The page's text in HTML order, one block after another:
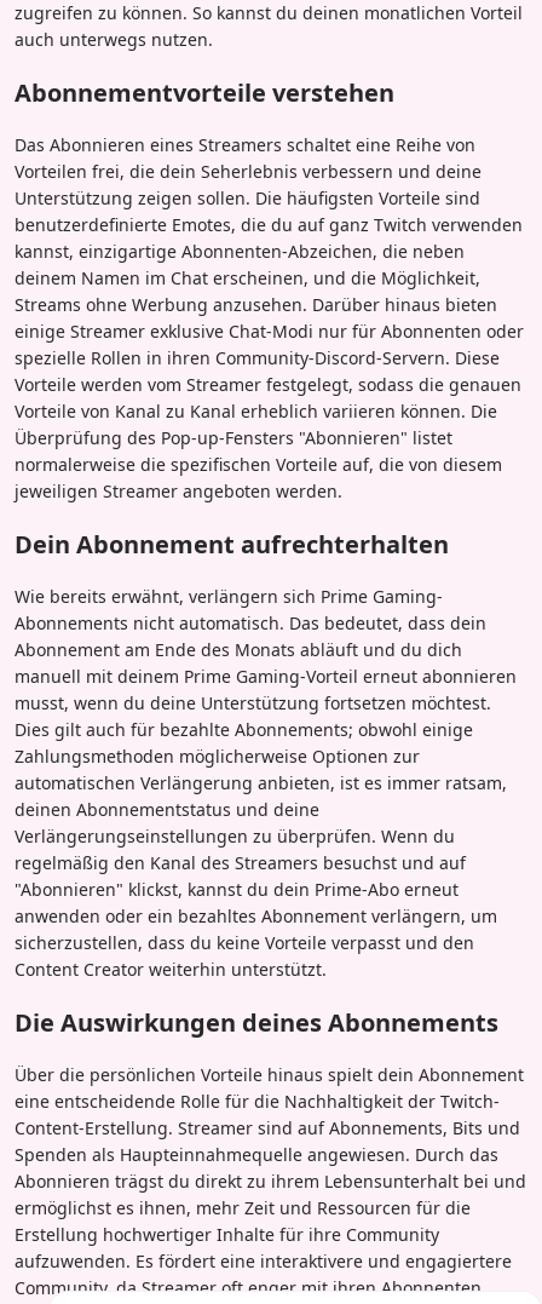
zugreifen zu können. So kannst du deinen monatlichen Vorteil
auch unterwegs nutzen.
Abonnementvorteile verstehen
Das Abonnieren eines Streamers schaltet eine Reihe von
Vorteilen frei, die dein Seherlebnis verbessern und deine
Unterstützung zeigen sollen. Die häufigsten Vorteile sind
benutzerdefinierte Emotes, die du auf ganz Twitch verwenden
kannst, einzigartige Abonnenten-Abzeichen, die neben
deinem Namen im Chat erscheinen, und die Möglichkeit,
Streams ohne Werbung anzusehen. Darüber hinaus bieten
einige Streamer exklusive Chat-Modi nur für Abonnenten oder
spezielle Rollen in ihren Community-Discord-Servern. Diese
Vorteile werden vom Streamer festgelegt, sodass die genauen
Vorteile von Kanal zu Kanal erheblich variieren können. Die
Überprüfung des Pop-up-Fensters "Abonnieren" listet
normalerweise die spezifischen Vorteile auf, die von diesem
jeweiligen Streamer angeboten werden.
Dein Abonnement aufrechterhalten
Wie bereits erwähnt, verlängern sich Prime Gaming-
Abonnements nicht automatisch. Das bedeutet, dass dein
Abonnement am Ende des Monats abläuft und du dich
manuell mit deinem Prime Gaming-Vorteil erneut abonnieren
musst, wenn du deine Unterstützung fortsetzen möchtest.
Dies gilt auch für bezahlte Abonnements; obwohl einige
Zahlungsmethoden möglicherweise Optionen zur
automatischen Verlängerung anbieten, ist es immer ratsam,
deinen Abonnementstatus und deine
Verlängerungseinstellungen zu überprüfen. Wenn du
regelmäßig den Kanal des Streamers besuchst und auf
"Abonnieren" klickst, kannst du dein Prime-Abo erneut
anwenden oder ein bezahltes Abonnement verlängern, um
sicherzustellen, dass du keine Vorteile verpasst und den
Content Creator weiterhin unterstützt.
Die Auswirkungen deines Abonnements
Über die persönlichen Vorteile hinaus spielt dein Abonnement
eine entscheidende Rolle für die Nachhaltigkeit der Twitch-
Content-Erstellung. Streamer sind auf Abonnements, Bits und
Spenden als Haupteinnahmequelle angewiesen. Durch das
Abonnieren trägst du direkt zu ihrem Lebensunterhalt bei und
ermöglichst es ihnen, mehr Zeit und Ressourcen für die
Erstellung hochwertiger Inhalte für ihre Community
aufzuwenden. Es fördert eine interaktivere und engagiertere
Community, da Streamer oft enger mit ihren Abonnenten